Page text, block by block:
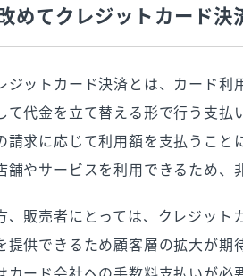
めてクレジットカード決
ジットカード決済とは、カード
て代金を立て替える形で行う支払
請求に応じて利用額を支払うこ
舗やサービスを利用できるため、
、販売者にとっては、クレジット
提供できるため顧客層の拡大が期